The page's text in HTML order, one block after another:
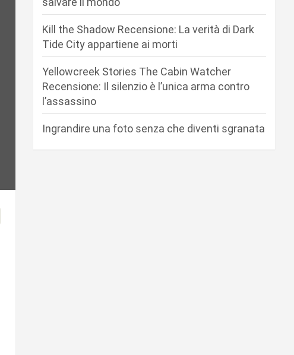
Kill the Shadow Recensione: La verità di Dark
Tide City appartiene ai morti
Yellowcreek Stories The Cabin Watcher
Recensione: Il silenzio è l’unica arma contro
l’assassino
Ingrandire una foto senza che diventi sgranata